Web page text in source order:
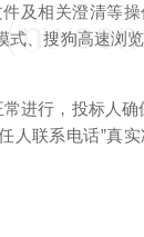
及相关澄清等
式、搜狗高速浏
进行，投标人确
人联系电话”真